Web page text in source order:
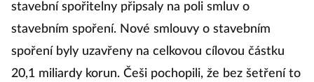
stavební spořitelny připsaly na poli smluv o
stavebním spoření. Nové smlouvy o stavebním
spoření byly uzavřeny na celkovou cílovou částku
20,1 miliardy korun. Češi pochopili, že bez šetření to